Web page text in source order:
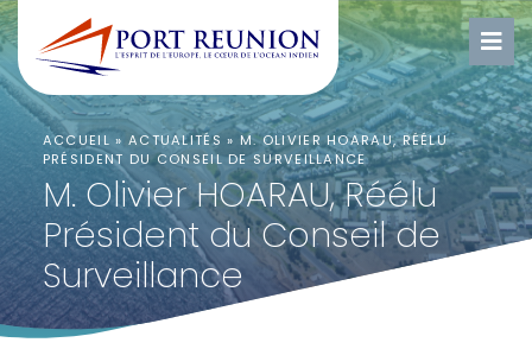
ACCUEIL » ACTUALITÉS » M. OLIVIER HOARAU, RÉÉLU
PRÉSIDENT DU CONSEIL DE SURVEILLANCE
M. Olivier HOARAU, Réélu
Président du Conseil de
Surveillance